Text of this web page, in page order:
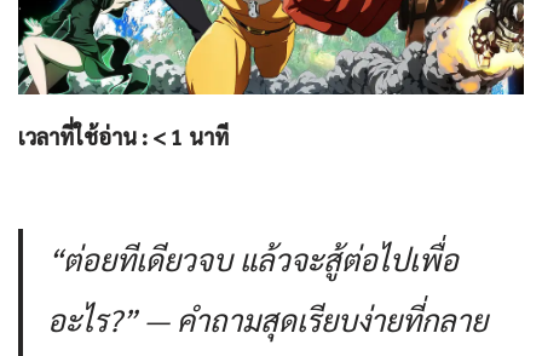
เวลาที่ใช้อ่าน : < 1 นาที
“ต่อยทีเดียวจบ แล้วจะสู้ต่อไปเพื่อ
อะไร?”— คำถามสุดเรียบง่ายที่กลาย